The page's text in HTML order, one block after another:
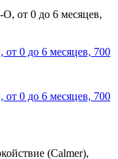
0 до 6 месяцев, 700
0 до 6 месяцев, 700